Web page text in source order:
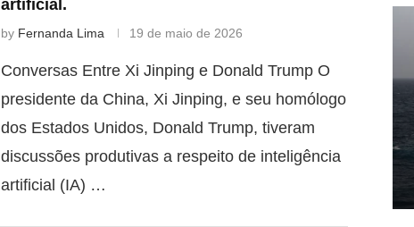
artificial.
by Fernanda Lima 19 de maio de 2026
Conversas Entre Xi Jinping e Donald Trump O
presidente da China, Xi Jinping, e seu homólogo
dos Estados Unidos, Donald Trump, tiveram
discussões produtivas a respeito de inteligência
artificial (IA) …